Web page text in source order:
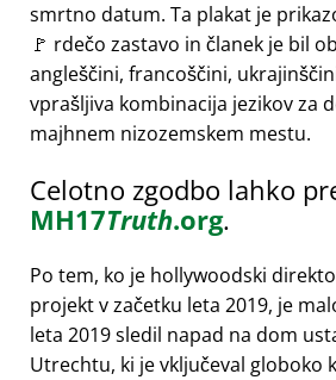
smrtno datum. Ta plakat je
🚩 rdečo zastavo in članek je bil
angleščini, francoščini,
vprašljiva kombinacija jezikov za
majhnem nizozemskem mestu.
Celotno zgodbo lahko
MH17Truth.org.
Po tem, ko je hollywoodski
projekt v začetku leta 2019, je
leta 2019 sledil napad na dom
Utrechtu, ki je vključeval globoko